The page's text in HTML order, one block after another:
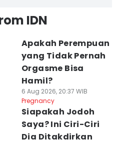
IDN
Apakah Perempuan
yang Tidak Pernah
Orgasme Bisa
Hamil?
6 Aug 2026, 20:37 WIB
Pregnancy
Siapakah Jodoh
Saya? Ini Ciri-Ciri
Dia Ditakdirkan